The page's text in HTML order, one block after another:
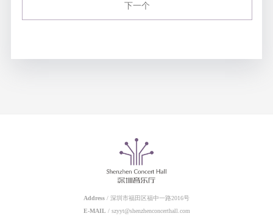
下一个
Address / 深圳市福田区福中一路2016号
E-MAIL / szyyt@shenzhenconcerthall.com